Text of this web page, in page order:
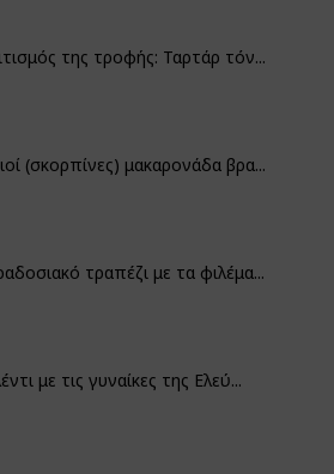
της τροφής: Ταρτάρ τόν...
(σκορπίνες) μακαρονάδα βρα...
τραπέζι με τα φιλέμα...
με τις γυναίκες της Ελεύ...